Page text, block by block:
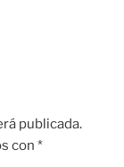
publicada.
con *